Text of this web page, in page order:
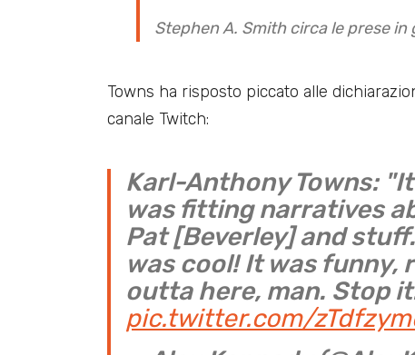
Stephen A. Smith circa le prese in
Towns ha risposto piccato alle
canale Twitch:
Karl-Anthony Towns:
was fitting narratives
Pat [Beverley] and
was cool! It was funny,
outta here, man. Stop
pic.twitter.com/